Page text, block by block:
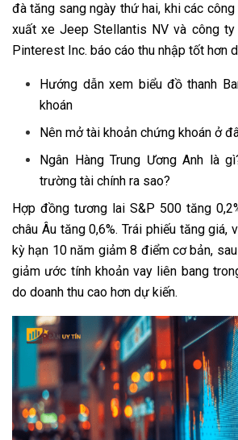
đà tăng sang ngày thứ hai, khi các
xuất xe Jeep Stellantis NV và công ty
Pinterest Inc. báo cáo thu nhập tốt hơn
Hướng dẫn xem biểu đồ thanh
khoán
Nên mở tài khoản chứng khoán ở
Ngân Hàng Trung Ương Anh là
trường tài chính ra sao?
Hợp đồng tương lai S&P 500 tăng
châu Âu tăng 0,6%. Trái phiếu tăng giá,
kỳ hạn 10 năm giảm 8 điểm cơ bản,
giảm ước tính khoản vay liên bang
do doanh thu cao hơn dự kiến.